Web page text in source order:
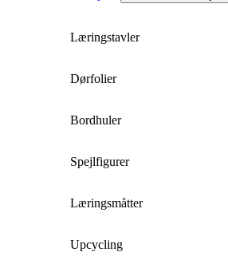
Læringstavler
Dørfolier
Bordhuler
Spejlfigurer
Læringsmåtter
Upcycling